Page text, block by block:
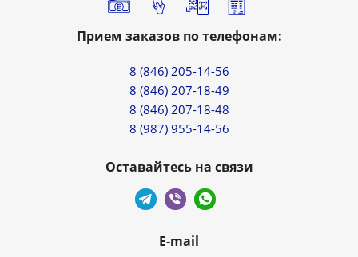
Прием заказов по телефонам:
8 (846) 205-14-56
8 (846) 207-18-49
8 (846) 207-18-48
8 (987) 955-14-56
Оставайтесь на связи
E-mail